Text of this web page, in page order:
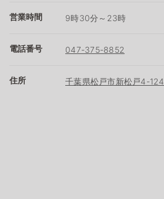
営業時間 9時30分～23時
電話番号 047-375-8852
住所 千葉県松戸市新松戸4-124